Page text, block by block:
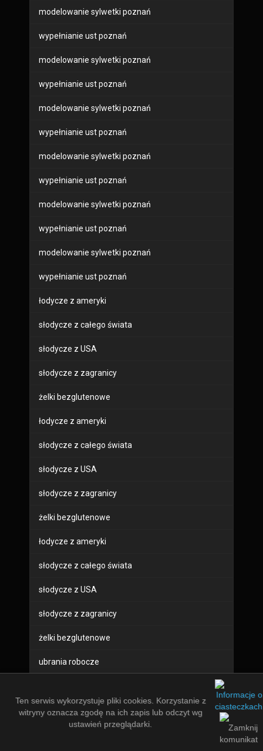
modelowanie sylwetki poznań
wypełnianie ust poznań
modelowanie sylwetki poznań
wypełnianie ust poznań
modelowanie sylwetki poznań
wypełnianie ust poznań
modelowanie sylwetki poznań
wypełnianie ust poznań
modelowanie sylwetki poznań
wypełnianie ust poznań
modelowanie sylwetki poznań
wypełnianie ust poznań
łodycze z ameryki
słodycze z całego świata
słodycze z USA
słodycze z zagranicy
żelki bezglutenowe
łodycze z ameryki
słodycze z całego świata
słodycze z USA
słodycze z zagranicy
żelki bezglutenowe
łodycze z ameryki
słodycze z całego świata
słodycze z USA
słodycze z zagranicy
żelki bezglutenowe
ubrania robocze
sprzęt bhp
Ten serwis wykorzystuje pliki cookies. Korzystanie z
witryny oznacza zgodę na ich zapis lub odczyt wg
ustawień przeglądarki.